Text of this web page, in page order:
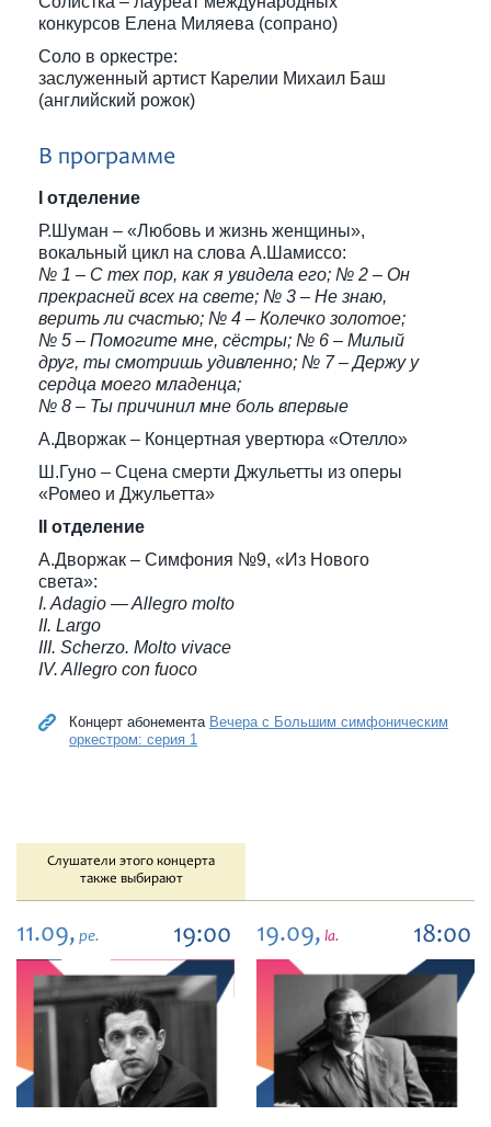
конкурсов Елена Миляева (сопрано)
Соло в оркестре:
заслуженный артист Карелии Михаил Баш
(английский рожок)
В программе
I отделение
Р.Шуман – «Любовь и жизнь женщины»,
вокальный цикл на слова А.Шамиссо:
№ 1 – С тех пор, как я увидела его; № 2 – Он
прекрасней всех на свете; № 3 – Не знаю,
верить ли счастью; № 4 – Колечко золотое;
№ 5 – Помогите мне, сёстры; № 6 – Милый
друг, ты смотришь удивленно; № 7 – Держу у
сердца моего младенца;
№ 8 – Ты причинил мне боль впервые
А.Дворжак – Концертная увертюра «Отелло»
Ш.Гуно – Сцена смерти Джульетты из оперы
«Ромео и Джульетта»
II отделение
А.Дворжак – Симфония №9, «Из Нового
света»:
I. Adagio — Allegro molto
II. Largo
III. Scherzo. Molto vivace
IV. Allegro con fuoco
Концерт абонемента Вечера с Большим симфоническим
оркестром: серия 1
Слушатели этого концерта
также выбирают
11.09, pe. 19:00 19.09, la. 18:00